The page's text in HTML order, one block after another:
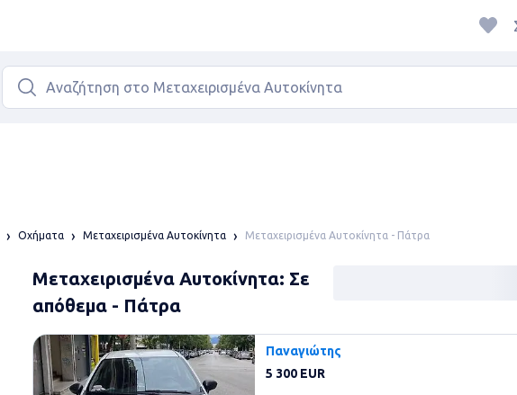
Οχήματα Μεταχειρισμένα Αυτοκίνητα Μεταχειρισμένα Αυτοκίνητα - Πάτρα
Μεταχειρισμένα Αυτοκίνητα: Σε
απόθεμα - Πάτρα
Παναγιώτης
5 300 EUR